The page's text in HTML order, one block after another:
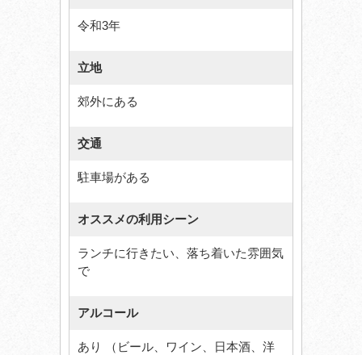
令和3年
立地
郊外にある
交通
駐車場がある
オススメの利用シーン
ランチに行きたい、落ち着いた雰囲気
で
アルコール
あり （ビール、ワイン、日本酒、洋